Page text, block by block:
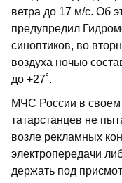
ветра до 17 м/с. Об
предупредил
синоптиков, во
воздуха ночью
до +27˚.
МЧС России в
татарстанцев не
возле рекламных
электропередачи
держать под